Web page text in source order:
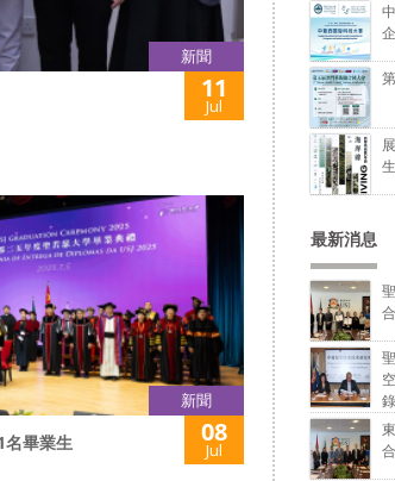
新聞
11
Jul
新聞
名畢業生 08
Jul
最新消息